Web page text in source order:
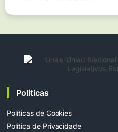
Políticas
Políticas de Cookies
Política de Privacidade